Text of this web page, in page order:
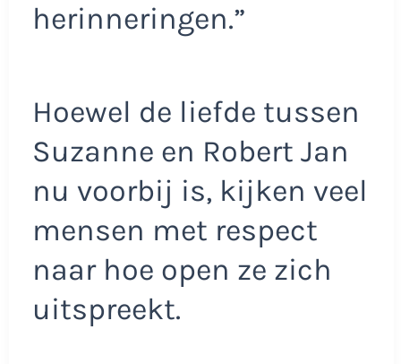
herinneringen.”
Hoewel de liefde tussen
Suzanne en Robert Jan
nu voorbij is, kijken veel
mensen met respect
naar hoe open ze zich
uitspreekt.